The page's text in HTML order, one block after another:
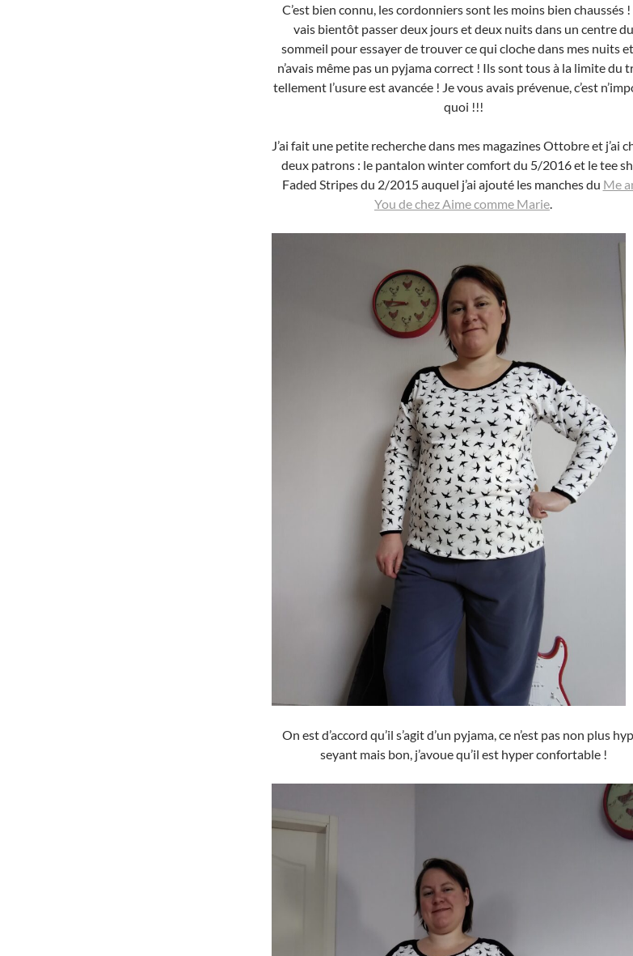
C’est bien connu, les cordonniers sont les moins bien chaussés !
vais bientôt passer deux jours et deux nuits dans un centre du
sommeil pour essayer de trouver ce qui cloche dans mes nuits
n’avais même pas un pyjama correct ! Ils sont tous à la limite du
tellement l’usure est avancée ! Je vous avais prévenue, c’est
quoi !!!
J’ai fait une petite recherche dans mes magazines Ottobre et j’ai
deux patrons : le pantalon winter comfort du 5/2016 et le tee
Faded Stripes du 2/2015 auquel j’ai ajouté les manches du Me
You de chez Aime comme Marie
On est d’accord qu’il s’agit d’un pyjama, ce n’est pas non plus
seyant mais bon, j’avoue qu’il est hyper confortable !